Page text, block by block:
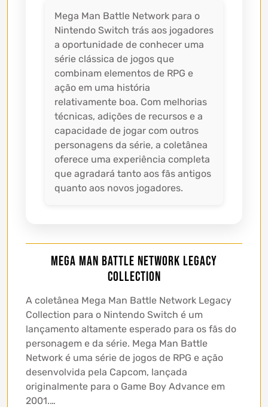
Mega Man Battle Network para o
Nintendo Switch trás aos jogadores
a oportunidade de conhecer uma
série clássica de jogos que
combinam elementos de RPG e
ação em uma história
relativamente boa. Com melhorias
técnicas, adições de recursos e a
capacidade de jogar com outros
personagens da série, a coletânea
oferece uma experiência completa
que agradará tanto aos fãs antigos
quanto aos novos jogadores.
Mega Man Battle Network Legacy
Collection
A coletânea Mega Man Battle Network Legacy
Collection para o Nintendo Switch é um
lançamento altamente esperado para os fãs do
personagem e da série. Mega Man Battle
Network é uma série de jogos de RPG e ação
desenvolvida pela Capcom, lançada
originalmente para o Game Boy Advance em
2001.…